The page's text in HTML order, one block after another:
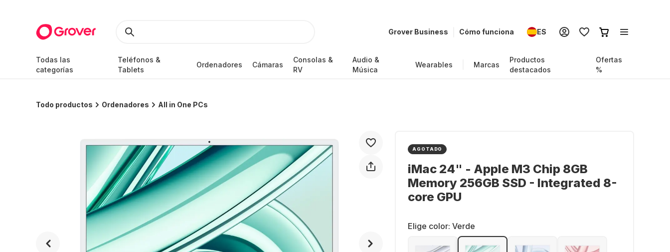
Grover Business Cómo funciona ES
Todas las
categorías
Teléfonos &
Tablets
Ordenadores Cámaras
Consolas &
RV
Audio &
Música
Wearables Marcas
Productos
destacados
Ofertas
%
Todo productos Ordenadores All in One PCs
AGOTADO
iMac 24" - Apple M3 Chip 8GB
Memory 256GB SSD - Integrated 8-
core GPU
Elige color: Verde